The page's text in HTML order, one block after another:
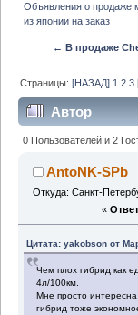
Объявления о продаже
из японии на заказ
← В продаже
Страницы:[НАЗАД] 1 2 3
Автор
(Прочитано
0 Пользователей и 2
AntoNK-SPb
Откуда: Санкт-
«
Цитата: yakobson от
Чем плох гибрид как
4л/100км.
Мне просто интересна
гибрид тоже